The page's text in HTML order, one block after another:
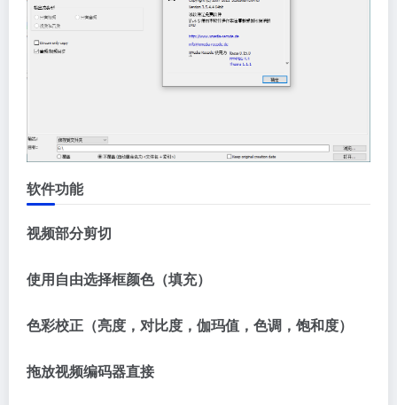
软件功能
视频部分剪切
使用自由选择框颜色（填充）
色彩校正（亮度，对比度，伽玛值，色调，饱和度）
拖放视频编码器直接